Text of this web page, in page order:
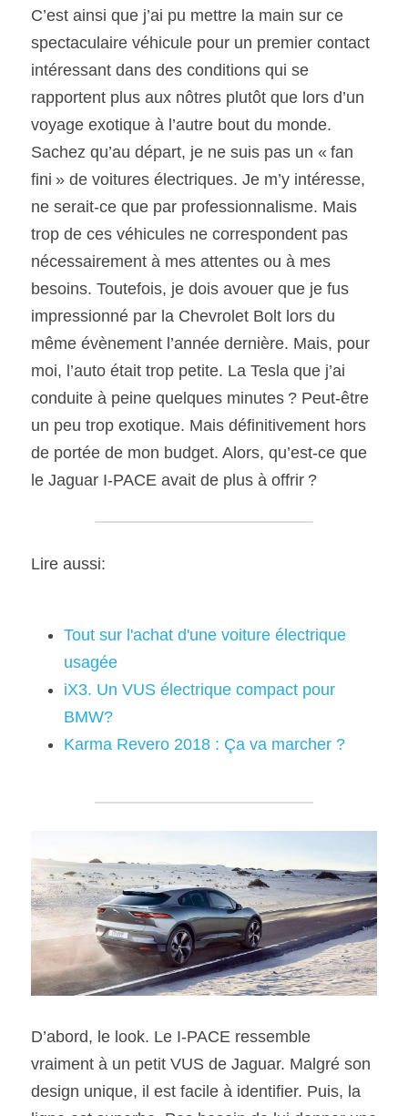
C’est ainsi que j’ai pu mettre la main sur ce
spectaculaire véhicule pour un premier contact
intéressant dans des conditions qui se
rapportent plus aux nôtres plutôt que lors d’un
voyage exotique à l’autre bout du monde.
Sachez qu’au départ, je ne suis pas un « fan
fini » de voitures électriques. Je m’y intéresse,
ne serait-ce que par professionnalisme. Mais
trop de ces véhicules ne correspondent pas
nécessairement à mes attentes ou à mes
besoins. Toutefois, je dois avouer que je fus
impressionné par la Chevrolet Bolt lors du
même évènement l’année dernière. Mais, pour
moi, l’auto était trop petite. La Tesla que j’ai
conduite à peine quelques minutes ? Peut-être
un peu trop exotique. Mais définitivement hors
de portée de mon budget. Alors, qu’est-ce que
le Jaguar I-PACE avait de plus à offrir ?
Lire aussi:
Tout sur l'achat d'une voiture électrique
usagée
iX3. Un VUS électrique compact pour
BMW?
Karma Revero 2018 : Ça va marcher ?
D’abord, le look. Le I-PACE ressemble
vraiment à un petit VUS de Jaguar. Malgré son
design unique, il est facile à identifier. Puis, la